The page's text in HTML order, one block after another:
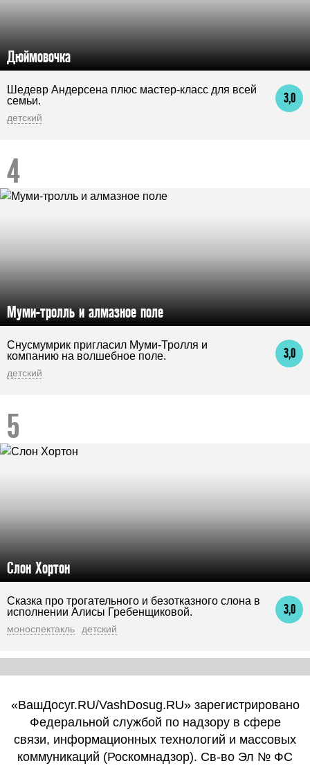
Дюймовочка
3,0
Шедевр Андерсена плюс мастер-класс для всей
семьи.
детский
Муми-тролль и алмазное поле
3,0
Снусмумрик пригласил Муми-Тролля и
компанию на волшебное поле.
детский
Слон Xортон
3,0
Сказка про трогательного и безотказного слона в
исполнении Алисы Гребенщиковой.
моноспектакль детский
«ВашДосуг.RU/VashDosug.RU» зарегистрировано
Федеральной службой по надзору в сфере
связи, информационных технологий и массовых
коммуникаций (Роскомнадзор). Св-во Эл № ФС